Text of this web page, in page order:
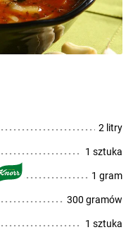
2 litry
1 sztuka
1 gram
300 gramów
1 sztuka